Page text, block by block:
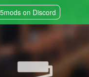
5mods on Discord